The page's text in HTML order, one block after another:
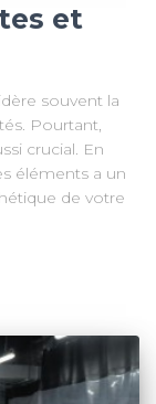
et
souvent la
Pourtant,
crucial. En
éléments a un
de votre